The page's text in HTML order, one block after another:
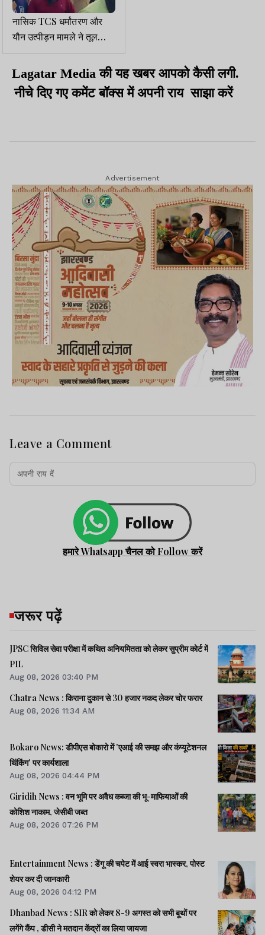
नासिक TCS धर्मांतरण और
यौन उत्पीड़न मामले ने तूल
पकड़ा, मलेशिया लिंक सामने
आया
Lagatar Media की यह खबर आपको कैसी लगी.
नीचे दिए गए कमेंट बॉक्स में अपनी राय साझा करें
Advertisement
Leave a Comment
हमारे Whatsapp चैनल को Follow करें
जरूर पढ़ें
JPSC सिविल सेवा परीक्षा में कथित अनियमितता को लेकर सुप्रीम कोर्ट में
PIL
Aug 08, 2026 03:40 PM
Chatra News : किराना दुकान से 30 हजार नकद लेकर चोर फरार
Aug 08, 2026 11:34 AM
Bokaro News: डीपीएस बोकारो में 'एआई की समझ और कंप्यूटेशनल
थिंकिंग' पर कार्यशाला
Aug 08, 2026 04:44 PM
Giridih News : वन भूमि पर अवैध कब्जा की भू-माफियाओं की
कोशिश नाकाम, जेसीबी जब्त
Aug 08, 2026 07:26 PM
Entertainment News : डेंगू की चपेट में आई स्वरा भास्कर, पोस्ट
शेयर कर दी जानकारी
Aug 08, 2026 04:12 PM
Dhanbad News : SIR को लेकर 8-9 अगस्त को सभी बूथों पर
लगेंगे कैंप , डीसी ने मतदान केंद्रों का लिया जायजा